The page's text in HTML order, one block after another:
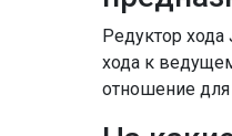
Редуктор
хода к
отношение